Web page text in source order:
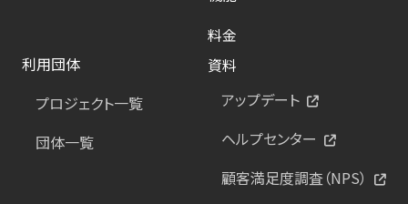
料金
利用団体
プロジェクト一覧
団体一覧
資料
アップデート
ヘルプセンター
顧客満足度調査（NPS）